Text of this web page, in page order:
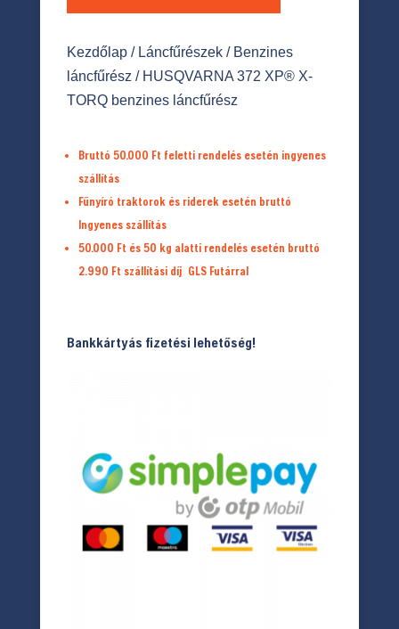
Kezdőlap/ Láncfűrészek/ Benzines
láncfűrész / HUSQVARNA 372 XP® X-
TORQ benzines láncfűrész
Bruttó 50.000 Ft feletti rendelés esetén ingyenes
szállítás
Fűnyíró traktorok és riderek esetén bruttó
Ingyenes szállítás
50.000 Ft és 50 kg alatti rendelés esetén bruttó
2.990 Ft szállítási díj GLS Futárral
Bankkártyás fizetési lehetőség!